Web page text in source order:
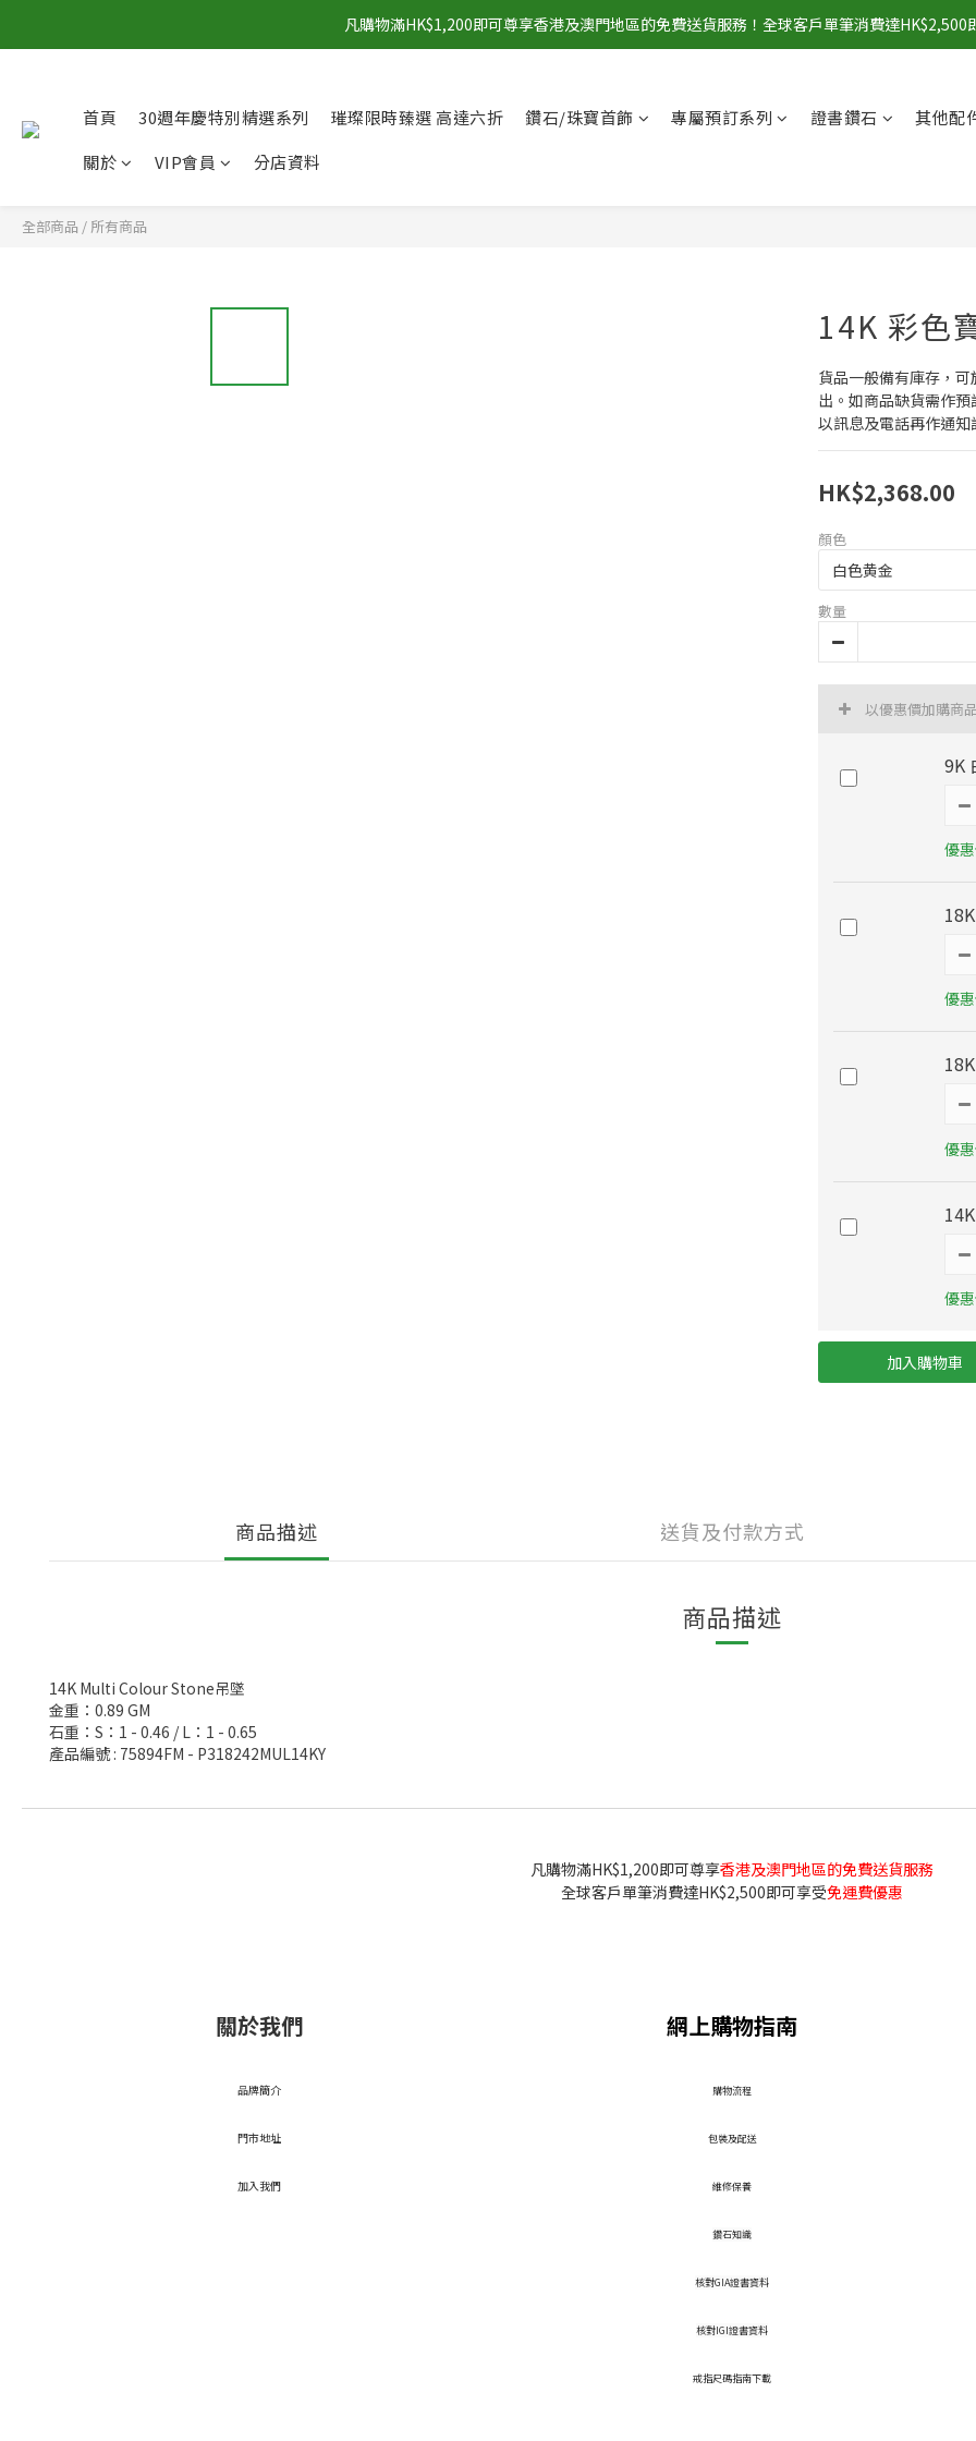
凡購物滿HK$1,200即可尊享香港及澳門地區的免費送貨服務！全球客戶單筆消費達HK$2,500
首頁 30週年慶特別精選系列 璀璨限時臻選 高達六折 鑽石/珠寶首飾 專屬預訂系列 證書鑽石
其他配
關於
VIP會員 分店資料
全部商品 / 所有商品
14K 彩色
貨品一般備有庫存，
出。如商品缺貨需作
以訊息及電話再作通
HK$2,368.00
顏色
數量
以優惠價加購商
9K
優
優
優
優
加入購物車
商品描述 送貨及付款方式
商品描述
14K Multi Colour Stone吊墜
金重：0.89 GM
石重：S：1 - 0.46 / L：1 - 0.65
產品編號 : 75894FM - P318242MUL14KY
凡購物滿HK$1,200即可尊享香港及澳門地區的免費送貨服務
全球客戶單筆消費達HK$2,500即可享受免運費優惠
關於我們
品牌簡介
門市地址
加入我們
網上購物指南
​購物流程
包裝及配送
維修保養
鑽石知識
核對GIA證書資料
核對IGI證書資料
戒指尺碼指南下載